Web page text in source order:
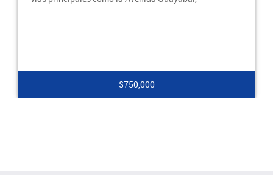
$750,000